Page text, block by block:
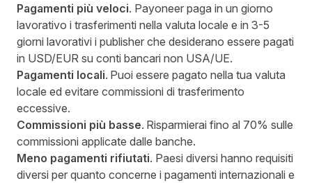
Pagamenti più veloci. Payoneer paga in un giorno
lavorativo i trasferimenti nella valuta locale e in 3-5
giorni lavorativi i publisher che desiderano essere pagati
in USD/EUR su conti bancari non USA/UE.
Pagamenti locali. Puoi essere pagato nella tua valuta
locale ed evitare commissioni di trasferimento
eccessive.
Commissioni più basse. Risparmierai fino al 70% sulle
commissioni applicate dalle banche.
Meno pagamenti rifiutati. Paesi diversi hanno requisiti
diversi per quanto concerne i pagamenti internazionali e